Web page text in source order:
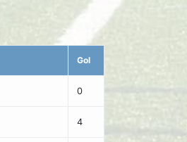
Gol
0
4